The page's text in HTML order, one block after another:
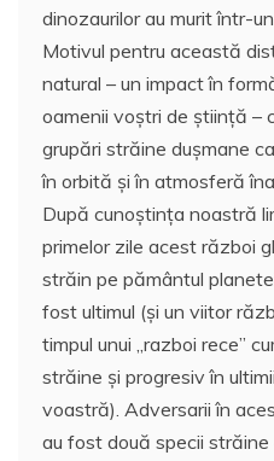
dinozaurilor au murit într-
Motivul pentru această
natural – un impact în
oamenii voștri de știință –
grupări străine dușmane
în orbită și în atmosferă
După cunoștința noastră
primelor zile acest război
străin pe pământul
fost ultimul (și un viitor
timpul unui „razboi rece”
străine și progresiv în
voastră). Adversarii în
au fost două specii